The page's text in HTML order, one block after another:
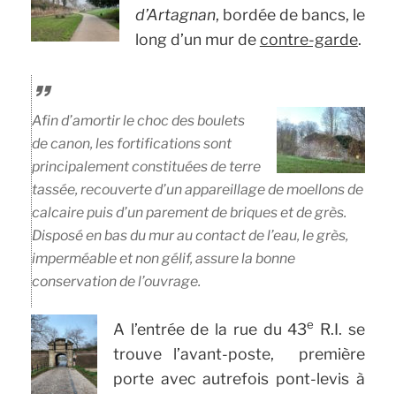
d’Artagnan, bordée de bancs, le
long d’un mur decontre-garde.
Afin d’amortir le choc des boulets
de canon, les fortifications sont
principalement constituées de terre
tassée, recouverte d’un appareillage de moellons de
calcaire puis d’un parement de briques et de grès.
Disposé en bas du mur au contact de l’eau, le grès,
imperméable et non gélif, assure la bonne
conservation de l’ouvrage.
A l’entrée de la rue du 43e R.I. se
trouve l’avant-poste, première
porte avec autrefois pont-levis à